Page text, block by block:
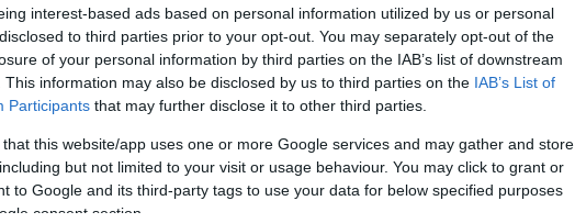
interest-based ads based on personal information utilized by us or personal
to third parties prior to your opt-out. You may separately opt-out of the
of your personal information by third parties on the IAB’s list of downstream
This information may also be disclosed by us to third parties on the IAB’s List of
Participants that may further disclose it to other third parties.
that this website/app uses one or more Google services and may gather and store
but not limited to your visit or usage behaviour. You may click to grant or
to Google and its third-party tags to use your data for below specified purposes
consent section.
εγκαινιάζοντας το φετινό
Spectacularrr.
μαγαζιού συμμετέχει για
η οποία δεν είναι άλλη από τη
κόρη της Εύης Αδάμ και του